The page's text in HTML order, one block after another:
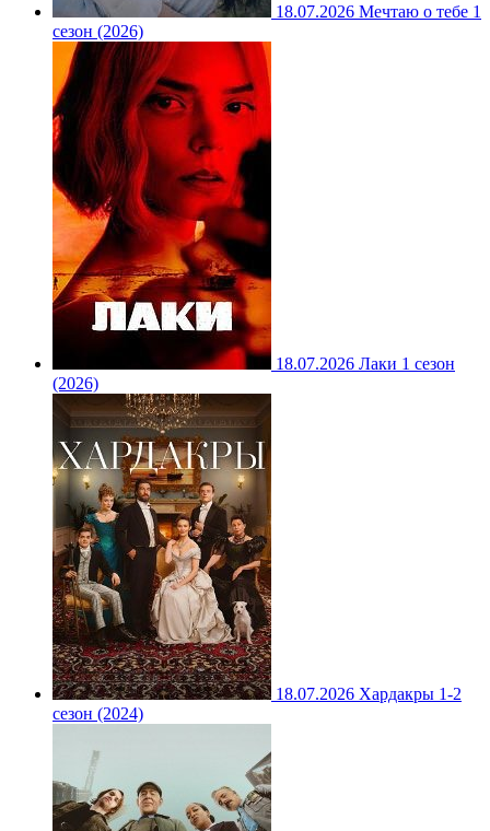
18.07.2026 Мечтаю о тебе 1
сезон (2026)
18.07.2026 Лаки 1 сезон
(2026)
18.07.2026 Хардакры 1-2
сезон (2024)